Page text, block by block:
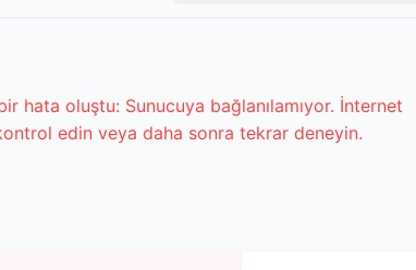
hata oluştu: Sunucuya bağlanılamıyor. İnternet
kontrol edin veya daha sonra tekrar deneyin.